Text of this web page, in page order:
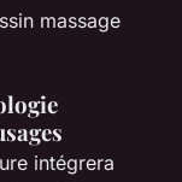
massage
intégrera